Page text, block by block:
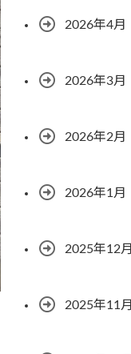
2026年4月
2026年3月
2026年2月
2026年1月
2025年12月
2025年11月